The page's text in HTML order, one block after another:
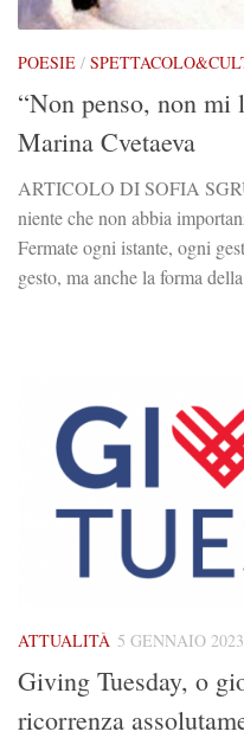
POESIE /
“Non penso, non mi
Marina Cvetaeva
ARTICOLO DI SOFIA
niente che non abbia
Fermate ogni istante, ogni
gesto, ma anche la forma
ATTUALITÀ 5 GENNAIO 2023
Giving Tuesday, o
ricorrenza